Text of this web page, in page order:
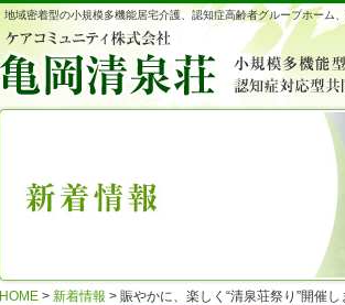
地域密着型の小規模多機能居宅介護、認知症高齢者グループホーム
HOME > 新着情報 > 賑やかに、楽しく“清泉荘祭り”開催し